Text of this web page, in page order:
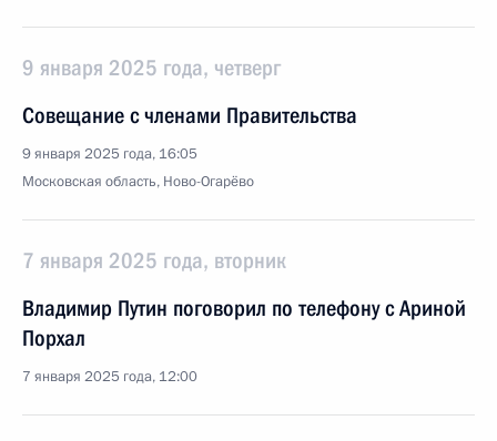
9 января 2025 года, четверг
Совещание с членами Правительства
9 января 2025 года, 16:05
Московская область, Ново-Огарёво
7 января 2025 года, вторник
Владимир Путин поговорил по телефону с Ариной
Порхал
7 января 2025 года, 12:00